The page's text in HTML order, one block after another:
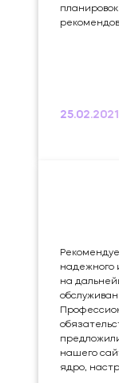
25.02.2021
надежного и
на
предложили индивидуальную стратегию
нашего